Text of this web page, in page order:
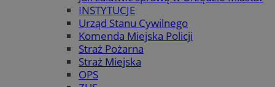
INSTYTUCJE
Urząd Stanu Cywilnego
Komenda Miejska Policji
Straż Pożarna
Straż Miejska
OPS